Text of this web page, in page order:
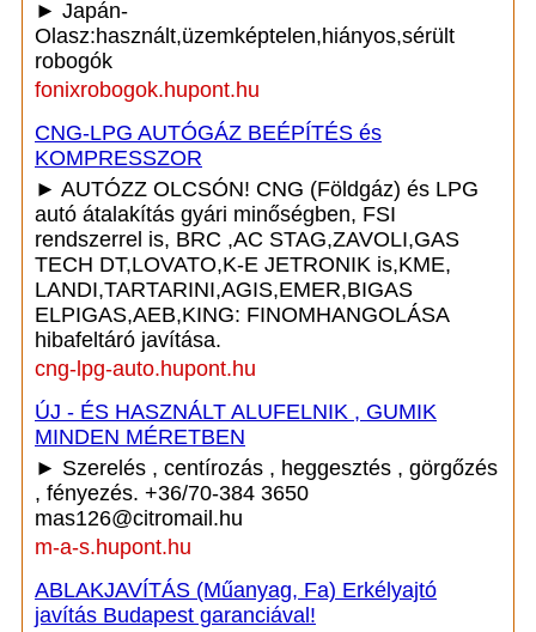
► Japán-
Olasz:használt,üzemképtelen,hiányos,sérült
robogók
fonixrobogok.hupont.hu
CNG-LPG AUTÓGÁZ BEÉPÍTÉS és
KOMPRESSZOR
► AUTÓZZ OLCSÓN! CNG (Földgáz) és LPG
autó átalakítás gyári minőségben, FSI
rendszerrel is, BRC ,AC STAG,ZAVOLI,GAS
TECH DT,LOVATO,K-E JETRONIK is,KME,
LANDI,TARTARINI,AGIS,EMER,BIGAS
ELPIGAS,AEB,KING: FINOMHANGOLÁSA
hibafeltáró javítása.
cng-lpg-auto.hupont.hu
ÚJ - ÉS HASZNÁLT ALUFELNIK , GUMIK
MINDEN MÉRETBEN
► Szerelés , centírozás , heggesztés , görgőzés
, fényezés. +36/70-384 3650
mas126@citromail.hu
m-a-s.hupont.hu
ABLAKJAVÍTÁS (Műanyag, Fa) Erkélyajtó
javítás Budapest garanciával!